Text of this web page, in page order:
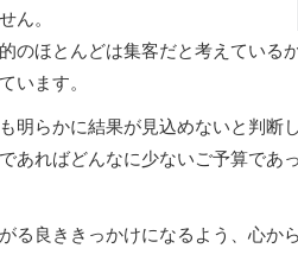
ん。
のほとんどは集客だと考えている
います。
明らかに結果が見込めないと判断
あればどんなに少ないご予算であ
る良ききっかけになるよう、心か